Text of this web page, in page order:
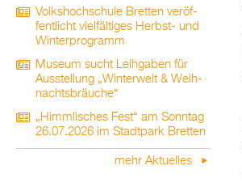
Volks­hoch­schu­le Brett­en ver­öf­
fent­licht viel­fäl­ti­ges Herbst- und
Win­ter­pro­gramm
Mu­se­um sucht Leih­ga­ben für
Aus­stel­lung „Win­ter­welt & Weih­
nachts­bräu­che“
„Himm­li­sches Fest“ am Sonn­tag
26.07.2026 im Stadt­park Brett­en
mehr Ak­tu­el­les